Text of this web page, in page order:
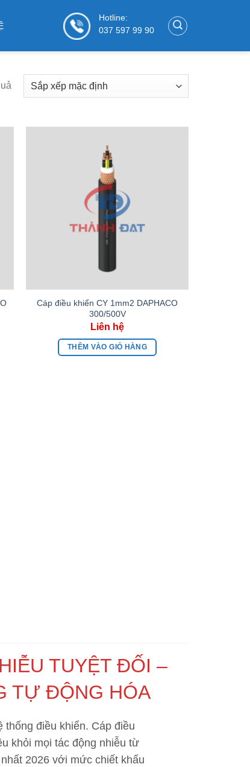
Hotline:
037 597 99 90
Cáp điều khiển CY 1mm2 DAPHACO
300/500V
THÊM VÀO GIỎ HÀNG
TUYỆT ĐỐI –
TỰ ĐỘNG HÓA
thống điều khiển. Cáp điều
khỏi mọi tác động nhiễu từ
2026 với mức chiết khấu